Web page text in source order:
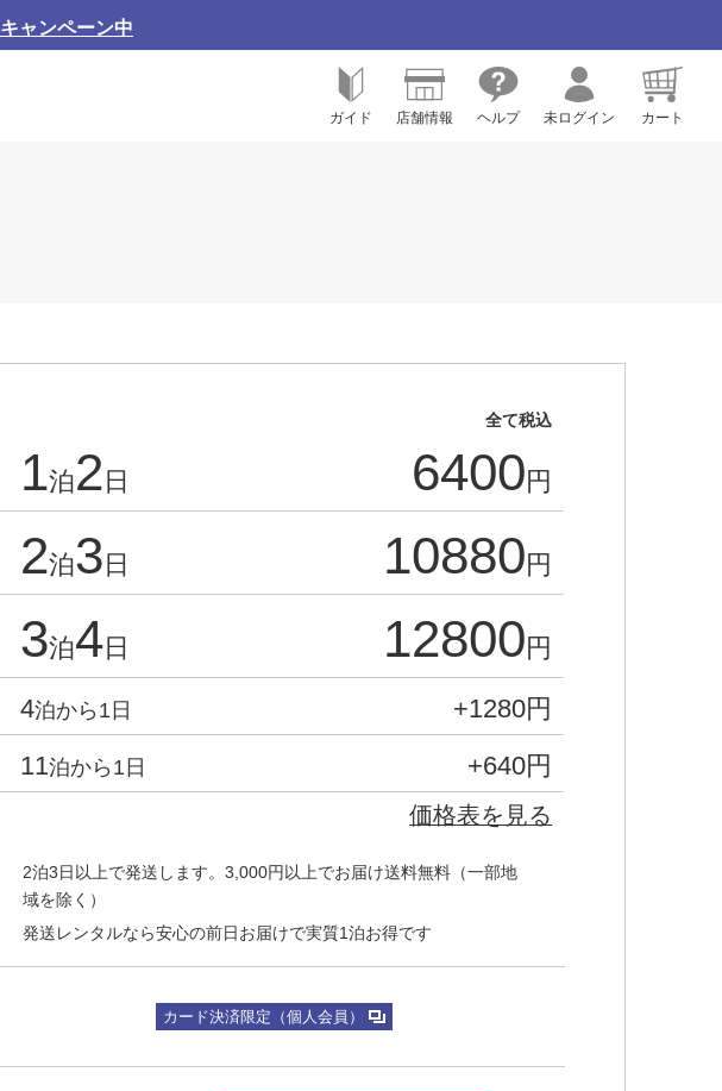
キャンペーン中
ガイド 店舗情報 ヘルプ 未ログイン カート
全て税込
1泊2 日 6400 円
2泊3 日 10880 円
3泊4 日 12800 円
4泊から1日 +1280円
11泊から1日 +640円
価格表を見る
2泊3日以上で発送します。3,000円以上でお届け送料無料（一部地
域を除く）
発送レンタルなら安心の前日お届けで実質1泊お得です
カード決済限定（個人会員）